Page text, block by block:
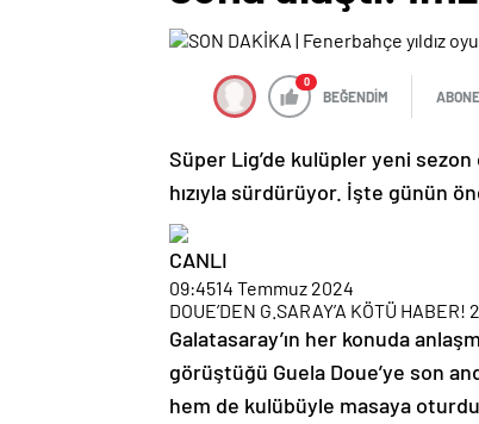
0
BEĞENDİM
Süper Lig’de kulüpler yeni sezon
hızıyla sürdürüyor. İşte günün
CANLI
09:4514 Temmuz 2024
DOUE’DEN G.SARAY’A KÖTÜ HABER!
Galatasaray’ın her konuda
görüştüğü Guela Doue’ye son
hem de kulübüyle masaya